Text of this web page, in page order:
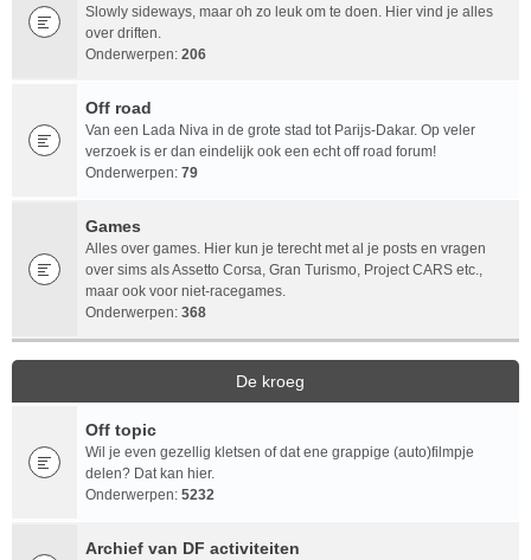
Slowly sideways, maar oh zo leuk om te doen. Hier vind je alles
over driften.
Onderwerpen: 206
Off road
Van een Lada Niva in de grote stad tot Parijs-Dakar. Op veler
verzoek is er dan eindelijk ook een echt off road forum!
Onderwerpen: 79
Games
Alles over games. Hier kun je terecht met al je posts en vragen
over sims als Assetto Corsa, Gran Turismo, Project CARS etc.,
maar ook voor niet-racegames.
Onderwerpen: 368
De kroeg
Off topic
Wil je even gezellig kletsen of dat ene grappige (auto)filmpje
delen? Dat kan hier.
Onderwerpen: 5232
Archief van DF activiteiten